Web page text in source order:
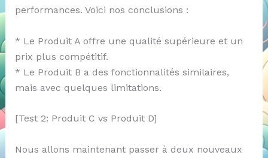
performances. Voici nos conclusions :
* Le Produit A offre une qualité supérieure et un
prix plus compétitif.
* Le Produit B a des fonctionnalités similaires,
mais avec quelques limitations.
[Test 2: Produit C vs Produit D]
Nous allons maintenant passer à deux nouveaux